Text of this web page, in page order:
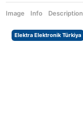
Image Info Description
Elektra Elektronik Türkiya